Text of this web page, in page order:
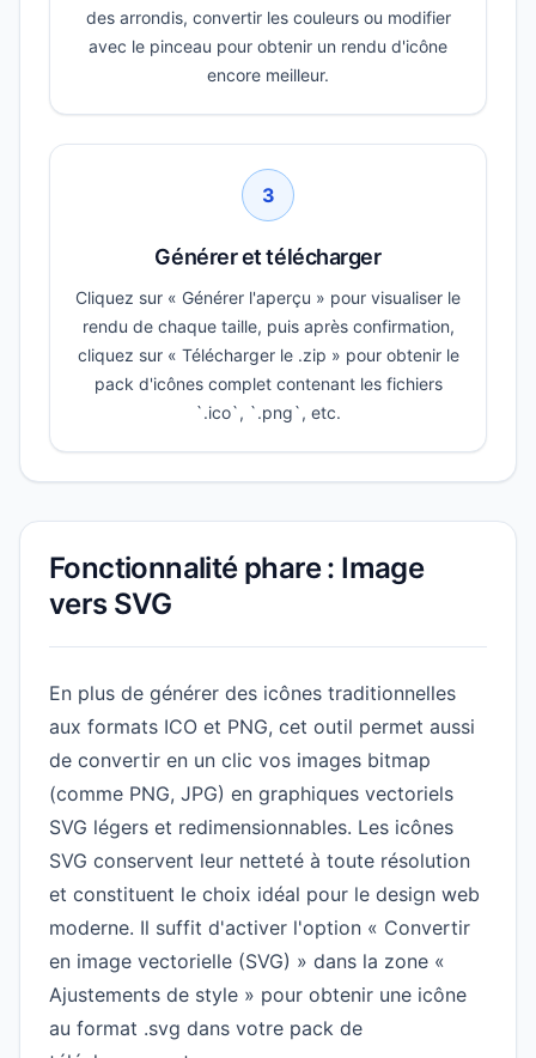
des arrondis, convertir les couleurs ou modifier
avec le pinceau pour obtenir un rendu d'icône
encore meilleur.
3
Générer et télécharger
Cliquez sur « Générer l'aperçu » pour visualiser le
rendu de chaque taille, puis après confirmation,
cliquez sur « Télécharger le .zip » pour obtenir le
pack d'icônes complet contenant les fichiers
`.ico`, `.png`, etc.
Fonctionnalité phare : Image
vers SVG
En plus de générer des icônes traditionnelles
aux formats ICO et PNG, cet outil permet aussi
de convertir en un clic vos images bitmap
(comme PNG, JPG) en graphiques vectoriels
SVG légers et redimensionnables. Les icônes
SVG conservent leur netteté à toute résolution
et constituent le choix idéal pour le design web
moderne. Il suffit d'activer l'option « Convertir
en image vectorielle (SVG) » dans la zone «
Ajustements de style » pour obtenir une icône
au format .svg dans votre pack de